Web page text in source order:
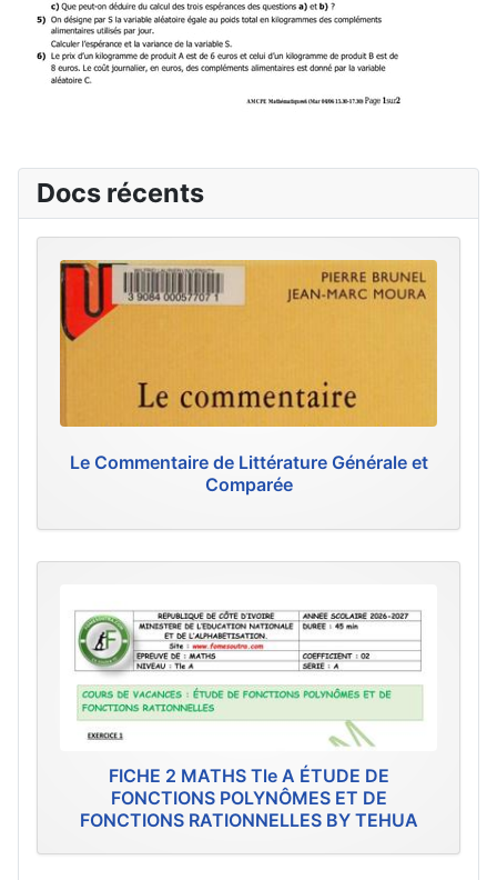
Docs récents
Le Commentaire de Littérature Générale et
Comparée
FICHE 2 MATHS Tle A ÉTUDE DE
FONCTIONS POLYNÔMES ET DE
FONCTIONS RATIONNELLES BY TEHUA